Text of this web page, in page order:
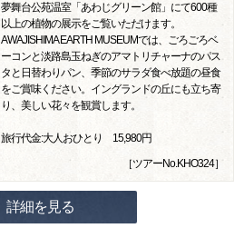
夢舞台公苑温室「あわじグリーン館」にて600種
以上の植物の展示をご覧いただけます。
AWAJISHIMA EARTH MUSEUMでは、ごろごろベ
ーコンと淡路島玉ねぎのアマトリチャーナのパス
タと日替わりパン、季節のサラダ食べ放題の昼食
をご賞味ください。イングランドの丘にも立ち寄
り、美しい花々を観賞します。
旅行代金:大人おひとり 15,980円
［ツアーNo.KHO324］
詳細を見る